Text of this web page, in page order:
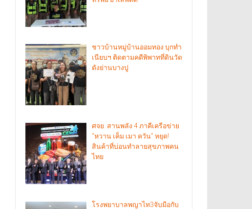
ชาวบ้านหมู่บ้านออมทอง บุกทำ
เนียบฯ ติดตามคดีพิพาทที่ดินวัด
ดังย่านบางปู
ศจย. สานพลัง 4 ภาคีเครือข่าย
“หวาน เค็ม เมา ควัน” หยุด!
สินค้าที่บ่อนทำลายสุขภาพคน
ไทย
โรงพยาบาลพญาไท3จับมือกับ